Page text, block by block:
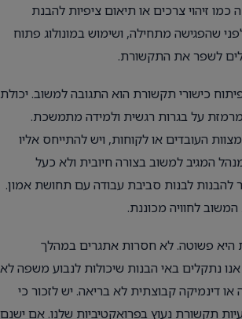
כמו זיהוי צרכים או תיאום ציפיות להבנת
שהפגישה מתחילה, ושימוש במונולוג פתוח
לשפר את התקשורת.
כישורי תקשורת הוא התגובה למשוב. יכולת
מרמזת על בגרות רגשית ולמידה מתמשכת.
העובדים או לקוחות, ויש להתייחס אליו
המגיב למשוב בצורה חיובית ולא כעל
להבנות לבנות סביבת עבודה עם תחושת אמון.
לחוויה מכוננת.
פשוטה. לא חסרות אתגרים במהלך
נתקלים באי הבנות שיכולות לנבוע משפה לא
או דינמיקה קבוצתית לא בריאה. יש לזכור כי
תקשורת נעוץ בפרואקטיביות שלנו. אם ישנם